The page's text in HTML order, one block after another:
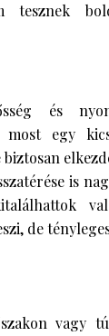
tesznek
és
most egy
is
de
vagy